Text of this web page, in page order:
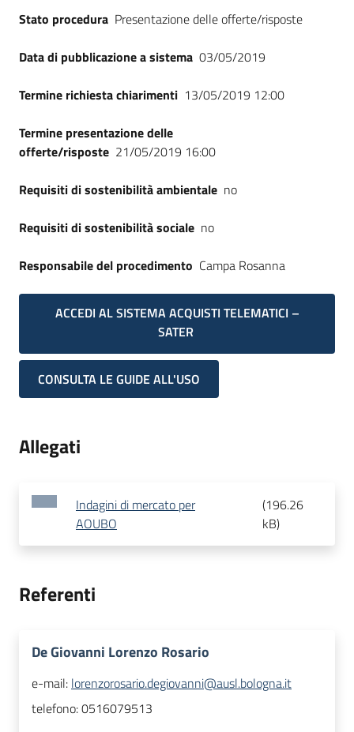
Stato procedura Presentazione delle offerte/risposte
Data di pubblicazione a sistema 03/05/2019
Termine richiesta chiarimenti 13/05/2019 12:00
Termine presentazione delle
offerte/risposte 21/05/2019 16:00
Requisiti di sostenibilità ambientale no
Requisiti di sostenibilità sociale no
Responsabile del procedimento Campa Rosanna
ACCEDI AL SISTEMA ACQUISTI TELEMATICI –
SATER
CONSULTA LE GUIDE ALL'USO
Allegati
Indagini di mercato per
AOUBO
(196.26
kB)
Referenti
De Giovanni Lorenzo Rosario
e-mail: lorenzorosario.degiovanni@ausl.bologna.it
telefono:0516079513